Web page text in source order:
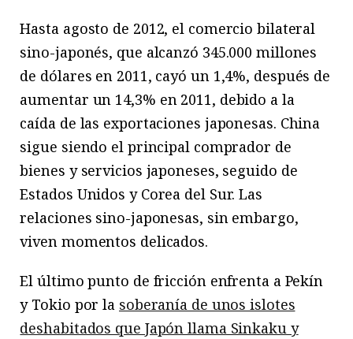
Hasta agosto de 2012, el comercio bilateral
sino-japonés, que alcanzó 345.000 millones
de dólares en 2011, cayó un 1,4%, después de
aumentar un 14,3% en 2011, debido a la
caída de las exportaciones japonesas. China
sigue siendo el principal comprador de
bienes y servicios japoneses, seguido de
Estados Unidos y Corea del Sur. Las
relaciones sino-japonesas, sin embargo,
viven momentos delicados.
El último punto de fricción enfrenta a Pekín
y Tokio por la soberanía de unos islotes
deshabitados que Japón llama Sinkaku y